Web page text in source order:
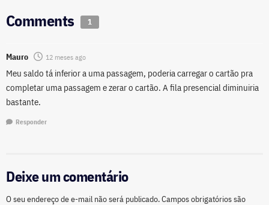
Comments 1
Mauro 12 meses ago
Meu saldo tá inferior a uma passagem, poderia carregar o cartão pra
completar uma passagem e zerar o cartão. A fila presencial diminuiria
bastante.
Responder
Deixe um comentário
O seu endereço de e-mail não será publicado.Campos obrigatórios são